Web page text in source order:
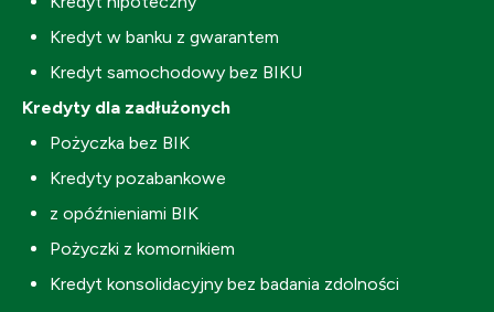
Kredyt w banku z gwarantem
Kredyt samochodowy bez BIKU
Kredyty dla zadłużonych
Pożyczka bez BIK
Kredyty pozabankowe
z opóźnieniami BIK
Pożyczki z komornikiem
Kredyt konsolidacyjny bez badania zdolności